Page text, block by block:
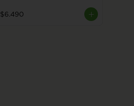
$6.490